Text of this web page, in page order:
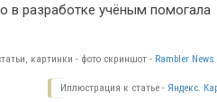
в разработке учёным помогала
картинки - фото скриншот - Rambler News
Иллюстрация к статье - Яндекс.